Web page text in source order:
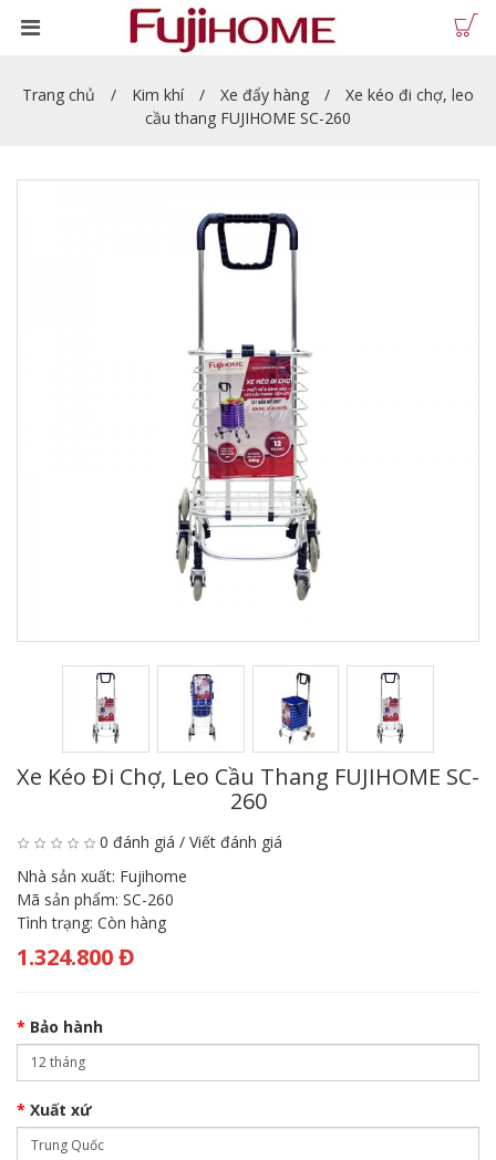
Trang chủ Kim khí Xe đẩy hàng
Xe kéo đi chợ, leo
cầu thang FUJIHOME SC-260
Xe Kéo Đi Chợ, Leo Cầu Thang FUJIHOME SC-
260
0 đánh giá / Viết đánh giá
Nhà sản xuất: Fujihome
Mã sản phẩm: SC-260
Tình trạng: Còn hàng
1.324.800 Đ
Bảo hành
Xuất xứ